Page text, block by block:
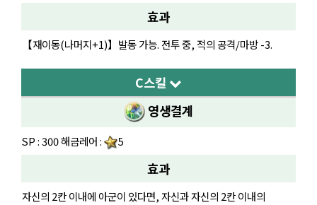
효과
【재이동(나머지+1)】발동 가능. 전투 중, 적의 공격/마방 -3.
C스킬
영생결계
SP : 300 해금레어 : 5
효과
자신의 2칸 이내에 아군이 있다면, 자신과 자신의 2칸 이내의